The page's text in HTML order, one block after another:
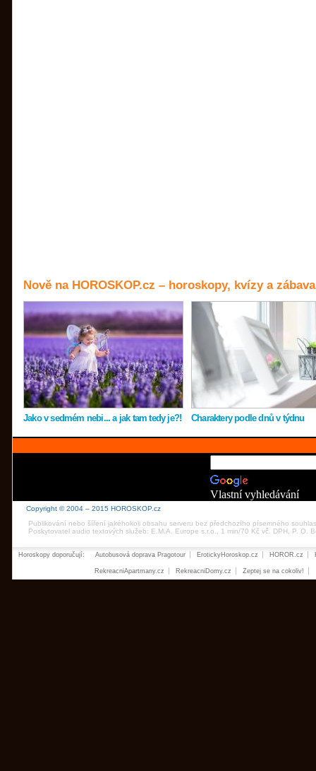
Nově na HOROSKOP.cz – horoskopy, kvízy a zábava
Jako v sedmém nebi... a jak tam tedy je?! Charaktery podle dnů v týdnu
Vlastní vyhledávání
Copyright © 2004 – 2015 HOROSKOP.cz
Publikování nebo šíření jakéhokoli obsahu serveru bez předchozího písemného
Poskytovatel audio textových služeb: E.M.A. Europe s.r.o., 1 min/70 Kč vč. DPH, P. O.
Horoskopy doporučují: Autobusová doprava Pragotour ErotickyHoroskop.cz HOROR.cz
RekreacniApartmany.cz RekreacniDomy.cz Zeptej se na cokoliv!